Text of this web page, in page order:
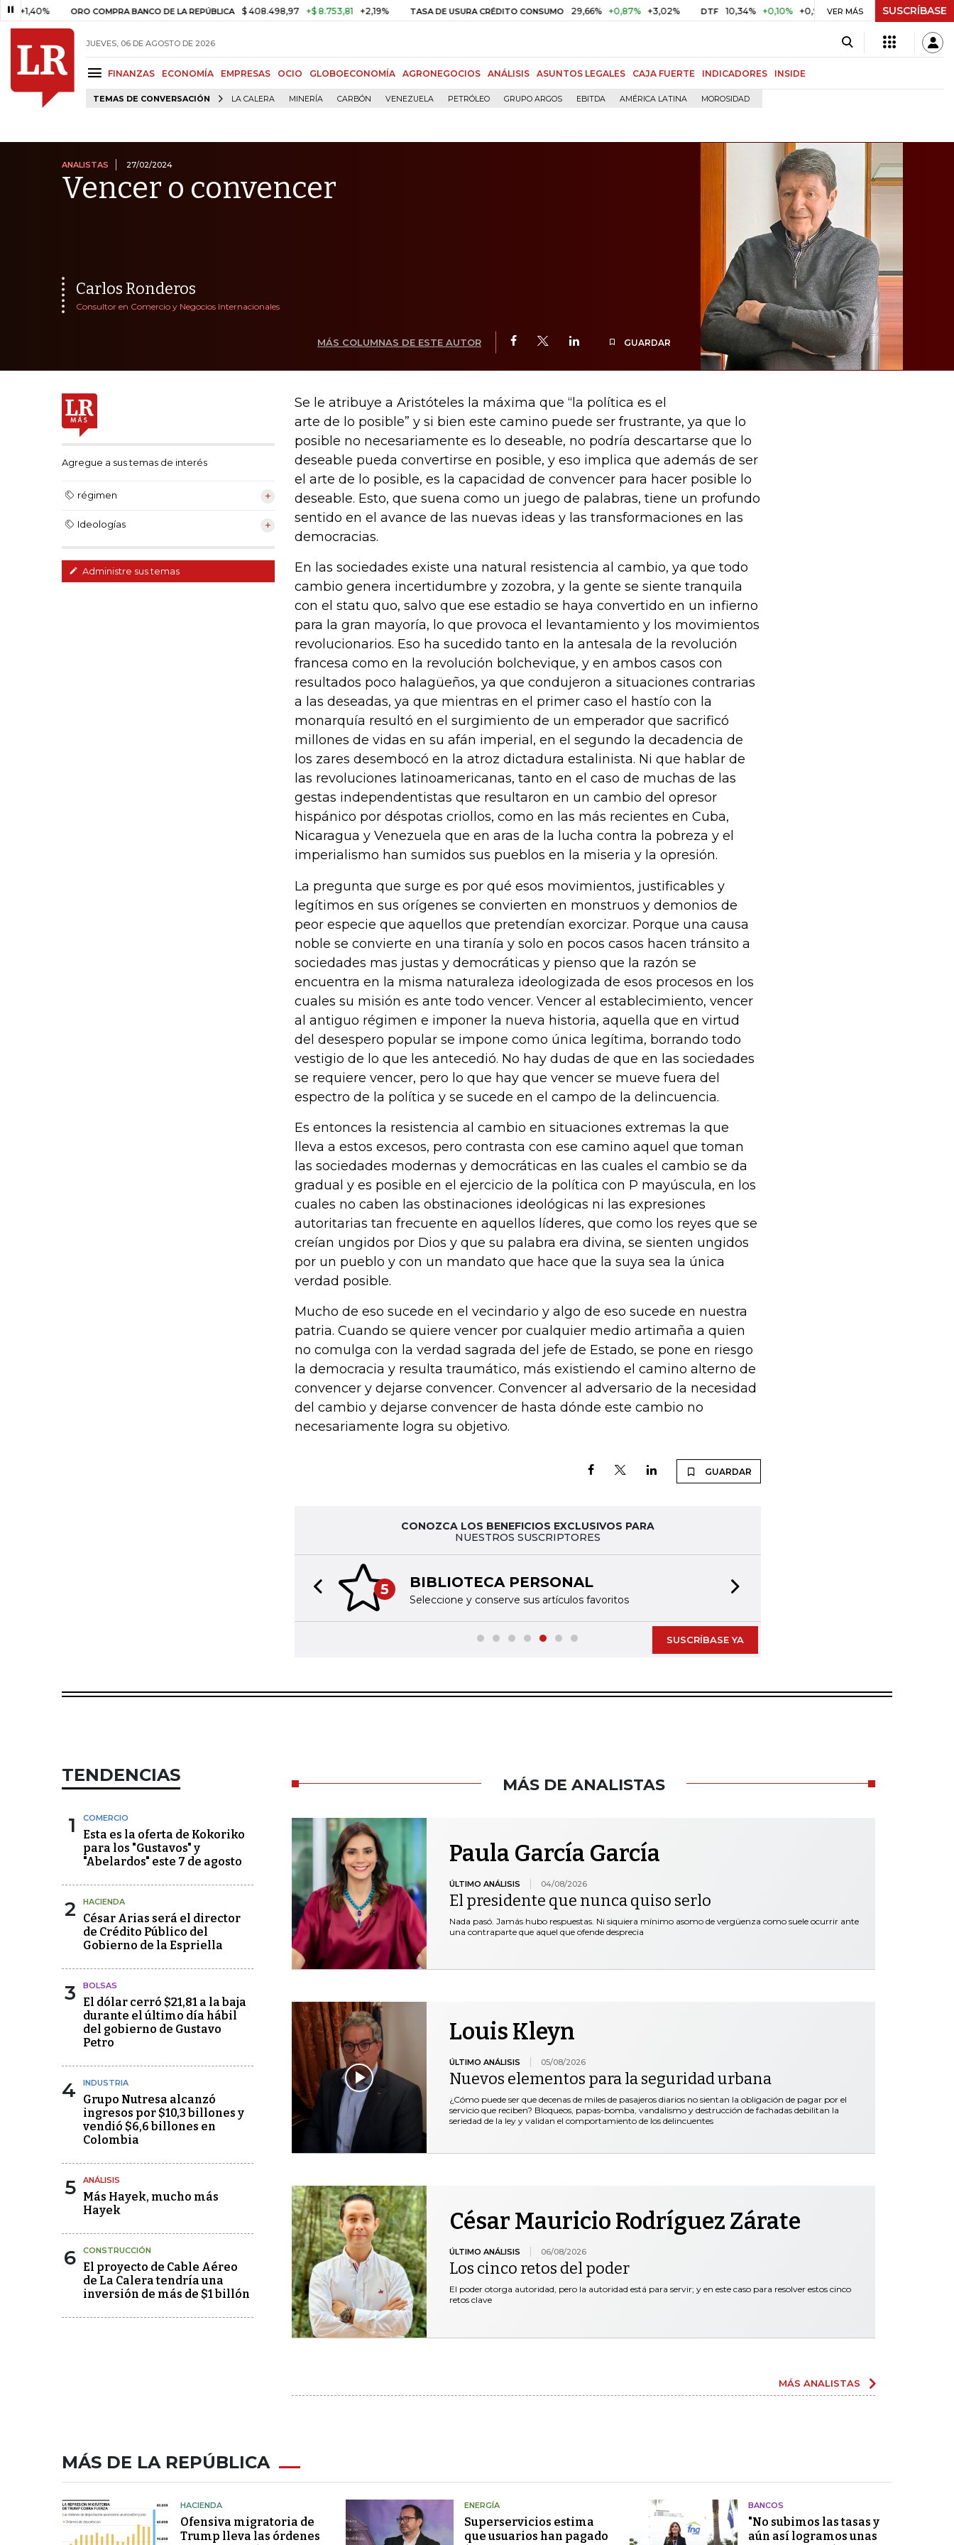
ORO COMPRA BANCO DE LA REPÚBLICA $ 408.498,97 +$ 8.753,81 +2,19% TASA DE USURA CRÉDITO CONSUMO 29,66% +0,87% +3,02% DTF 10,34% +0,10% +0,98% UVR $ 416,86 +$ 0,05 +0,01%
VER MÁS SUSCRÍBASE
JUEVES, 06 DE AGOSTO DE 2026
FINANZAS ECONOMÍA EMPRESAS OCIO GLOBOECONOMÍA AGRONEGOCIOS ANÁLISIS ASUNTOS LEGALES CAJA FUERTE INDICADORES INSIDE
TEMAS DE CONVERSACIÓN LA CALERA MINERÍA CARBÓN VENEZUELA PETRÓLEO GRUPO ARGOS EBITDA AMÉRICA LATINA MOROSIDAD
ANALISTAS 27/02/2024
Vencer o convencer
Carlos Ronderos
Consultor en Comercio y Negocios Internacionales
MÁS COLUMNAS DE ESTE AUTOR GUARDAR
Agregue a sus temas de interés
régimen
Ideologías
Administre sus temas
Se le atribuye a Aristóteles la máxima que “la política es el
arte de lo posible” y si bien este camino puede ser frustrante, ya que lo
posible no necesariamente es lo deseable, no podría descartarse que lo
deseable pueda convertirse en posible, y eso implica que además de ser
el arte de lo posible, es la capacidad de convencer para hacer posible lo
deseable. Esto, que suena como un juego de palabras, tiene un profundo
sentido en el avance de las nuevas ideas y las transformaciones en las
democracias.
En las sociedades existe una natural resistencia al cambio, ya que todo
cambio genera incertidumbre y zozobra, y la gente se siente tranquila
con el statu quo, salvo que ese estadio se haya convertido en un infierno
para la gran mayoría, lo que provoca el levantamiento y los movimientos
revolucionarios. Eso ha sucedido tanto en la antesala de la revolución
francesa como en la revolución bolchevique, y en ambos casos con
resultados poco halagüeños, ya que condujeron a situaciones contrarias
a las deseadas, ya que mientras en el primer caso el hastío con la
monarquía resultó en el surgimiento de un emperador que sacrificó
millones de vidas en su afán imperial, en el segundo la decadencia de
los zares desembocó en la atroz dictadura estalinista. Ni que hablar de
las revoluciones latinoamericanas, tanto en el caso de muchas de las
gestas independentistas que resultaron en un cambio del opresor
hispánico por déspotas criollos, como en las más recientes en Cuba,
Nicaragua y Venezuela que en aras de la lucha contra la pobreza y el
imperialismo han sumidos sus pueblos en la miseria y la opresión.
La pregunta que surge es por qué esos movimientos, justificables y
legítimos en sus orígenes se convierten en monstruos y demonios de
peor especie que aquellos que pretendían exorcizar. Porque una causa
noble se convierte en una tiranía y solo en pocos casos hacen tránsito a
sociedades mas justas y democráticas y pienso que la razón se
encuentra en la misma naturaleza ideologizada de esos procesos en los
cuales su misión es ante todo vencer. Vencer al establecimiento, vencer
al antiguo régimen e imponer la nueva historia, aquella que en virtud
del desespero popular se impone como única legítima, borrando todo
vestigio de lo que les antecedió. No hay dudas de que en las sociedades
se requiere vencer, pero lo que hay que vencer se mueve fuera del
espectro de la política y se sucede en el campo de la delincuencia.
Es entonces la resistencia al cambio en situaciones extremas la que
lleva a estos excesos, pero contrasta con ese camino aquel que toman
las sociedades modernas y democráticas en las cuales el cambio se da
gradual y es posible en el ejercicio de la política con P mayúscula, en los
cuales no caben las obstinaciones ideológicas ni las expresiones
autoritarias tan frecuente en aquellos líderes, que como los reyes que se
creían ungidos por Dios y que su palabra era divina, se sienten ungidos
por un pueblo y con un mandato que hace que la suya sea la única
verdad posible.
Mucho de eso sucede en el vecindario y algo de eso sucede en nuestra
patria. Cuando se quiere vencer por cualquier medio artimaña a quien
no comulga con la verdad sagrada del jefe de Estado, se pone en riesgo
la democracia y resulta traumático, más existiendo el camino alterno de
convencer y dejarse convencer. Convencer al adversario de la necesidad
del cambio y dejarse convencer de hasta dónde este cambio no
necesariamente logra su objetivo.
GUARDAR
CONOZCA LOS BENEFICIOS EXCLUSIVOS PARA
NUESTROS SUSCRIPTORES
5 BIBLIOTECA PERSONAL
Seleccione y conserve sus artículos favoritos
Previous slide
SUSCRÍBASE YA
TENDENCIAS
1 COMERCIO
Esta es la oferta de Kokoriko
para los "Gustavos" y
"Abelardos" este 7 de agosto
2 HACIENDA
César Arias será el director
de Crédito Público del
Gobierno de la Espriella
3 BOLSAS
El dólar cerró $21,81 a la baja
durante el último día hábil
del gobierno de Gustavo
Petro
4 INDUSTRIA
Grupo Nutresa alcanzó
ingresos por $10,3 billones y
vendió $6,6 billones en
Colombia
5 ANÁLISIS
Más Hayek, mucho más
Hayek
6 CONSTRUCCIÓN
El proyecto de Cable Aéreo
de La Calera tendría una
inversión de más de $1 billón
MÁS DE ANALISTAS
Paula García García
ÚLTIMO ANÁLISIS 04/08/2026
El presidente que nunca quiso serlo
Nada pasó. Jamás hubo respuestas. Ni siquiera mínimo asomo de vergüenza como suele ocurrir ante
una contraparte que aquel que ofende desprecia
Louis Kleyn
ÚLTIMO ANÁLISIS 05/08/2026
Nuevos elementos para la seguridad urbana
¿Cómo puede ser que decenas de miles de pasajeros diarios no sientan la obligación de pagar por el
servicio que reciben? Bloqueos, papas-bomba, vandalismo y destrucción de fachadas debilitan la
seriedad de la ley y validan el comportamiento de los delincuentes
César Mauricio Rodríguez Zárate
ÚLTIMO ANÁLISIS 06/08/2026
Los cinco retos del poder
El poder otorga autoridad, pero la autoridad está para servir; y en este caso para resolver estos cinco
retos clave
MÁS ANALISTAS
MÁS DE LA REPÚBLICA
HACIENDA
Ofensiva migratoria de
Trump lleva las órdenes
ENERGÍA
Superservicios estima
que usuarios han pagado
BANCOS
"No subimos las tasas y
aún así logramos unas